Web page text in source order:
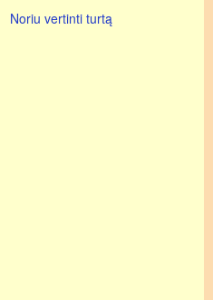
Noriu vertinti turtą